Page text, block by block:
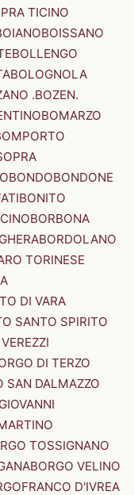
TICINO
BOISSANO
BOLLENGO
BOLOGNOLA
.BOZEN.
BOMARZO
BONDOBONDONE
BONITO
BORBONA
BORDOLANO
TORINESE
DI VARA
SANTO SPIRITO
DI TERZO
SAN DALMAZZO
TOSSIGNANO
BORGO VELINO
D'IVREA